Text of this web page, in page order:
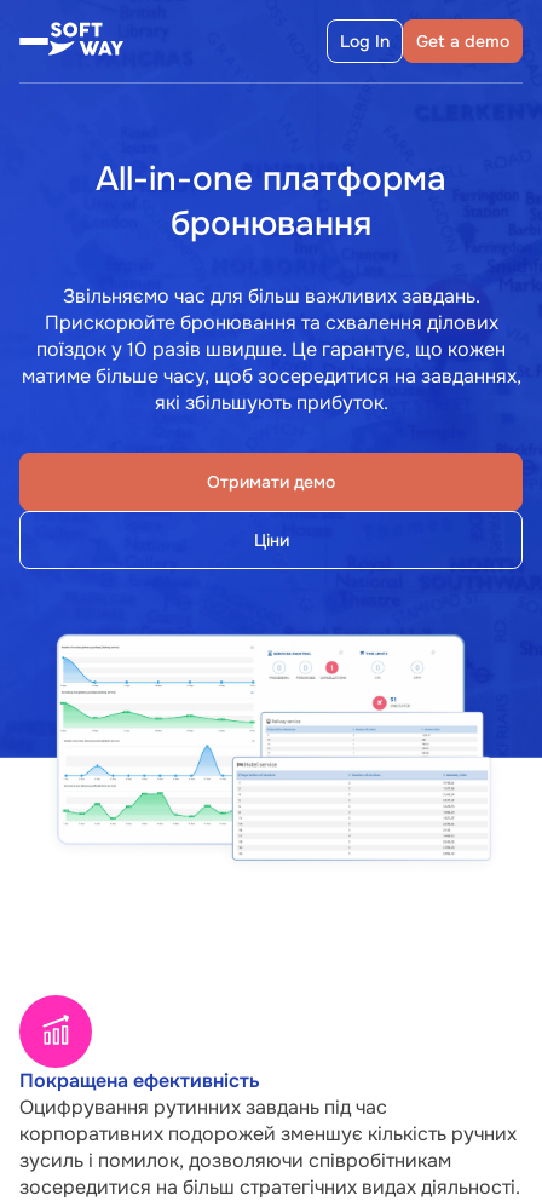
Log In Get a demo
All-in-one платформа
бронювання
Звільняємо час для більш важливих завдань.
Прискорюйте бронювання та схвалення ділових
поїздок у 10 разів швидше. Це гарантує, що кожен
матиме більше часу, щоб зосередитися на завданнях,
які збільшують прибуток.
Отримати демо
Ціни
Покращена ефективність
Оцифрування рутинних завдань під час
корпоративних подорожей зменшує кількість ручних
зусиль і помилок, дозволяючи співробітникам
зосередитися на більш стратегічних видах діяльності.